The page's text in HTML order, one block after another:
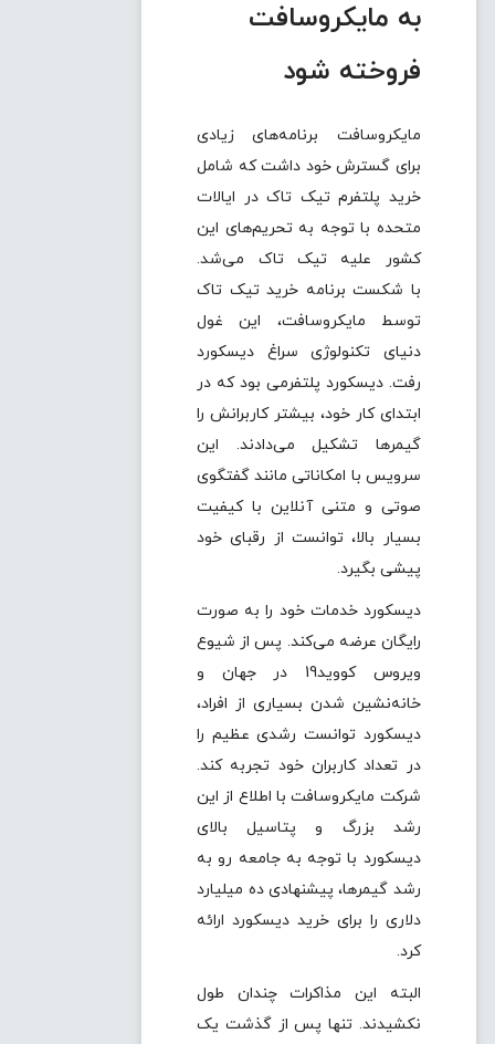
به مایکروسافت
فروخته شود
مایکروسافت برنامه‌های زیادی
برای گسترش خود داشت که شامل
خرید پلتفرم تیک تاک در ایالات
متحده با توجه به تحریم‌های این
کشور علیه تیک تاک می‌شد.
با شکست برنامه خرید تیک تاک
توسط مایکروسافت، این غول
دنیای تکنولوژی سراغ دیسکورد
رفت. دیسکورد پلتفرمی بود که در
ابتدای کار خود، بیشتر کاربرانش را
گیمرها تشکیل می‌دادند. این
سرویس با امکاناتی مانند گفتگوی
صوتی و متنی آنلاین با کیفیت
بسیار بالا، توانست از رقبای خود
پیشی بگیرد.
دیسکورد خدمات خود را به صورت
رایگان عرضه می‌کند. پس از شیوع
ویروس کووید19 در جهان و
خانه‌نشین شدن بسیاری از افراد،
دیسکورد توانست رشدی عظیم را
در تعداد کاربران خود تجربه کند.
شرکت مایکروسافت با اطلاع از این
رشد بزرگ و پتاسیل بالای
دیسکورد با توجه به جامعه رو به
رشد گیمرها، پیشنهادی ده میلیارد
دلاری را برای خرید دیسکورد ارائه
کرد.
البته این مذاکرات چندان طول
نکشیدند. تنها پس از گذشت یک